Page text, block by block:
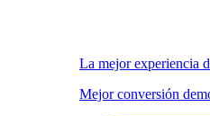
La mejor experiencia
Mejor conversión